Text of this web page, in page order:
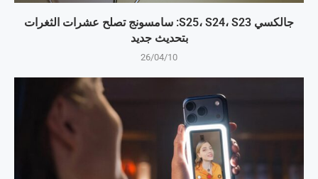
جالكسي S25، S24، S23: سامسونج تصلح عشرات الثغرات
بتحديث جديد
26/04/10